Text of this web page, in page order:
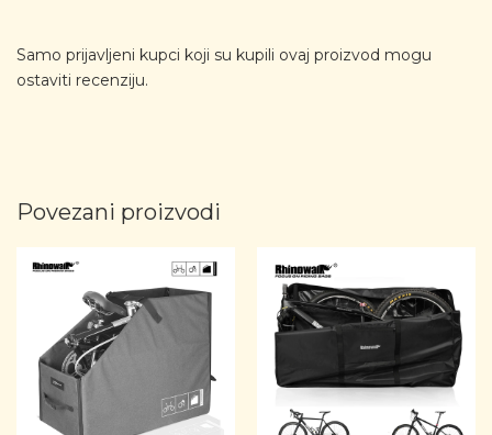
Samo prijavljeni kupci koji su kupili ovaj proizvod mogu
ostaviti recenziju.
Povezani proizvodi